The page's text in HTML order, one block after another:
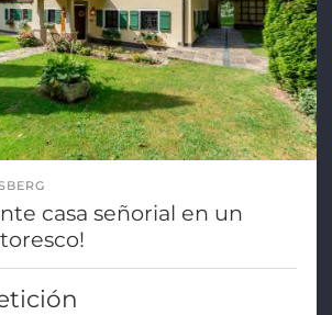
casa señorial en un